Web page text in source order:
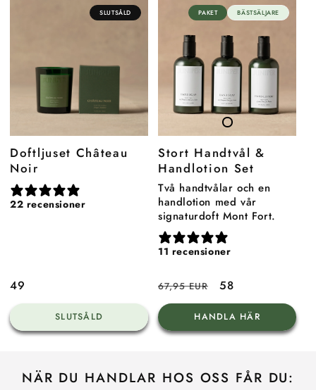
SLUTSÅLD
Doftljuset Château
Noir
22 recensioner
Ordinarie
pris
49
SLUTSÅLD
PAKET BÄSTSÄLJARE
Stort Handtvål &
Handlotion Set
Två handtvålar och en
handlotion med vår
signaturdoft Mont Fort.
11 recensioner
Ordinarie
pris
67,95 EUR Reapris
58
HANDLA HÄR
NÄR DU HANDLAR HOS OSS FÅR DU: